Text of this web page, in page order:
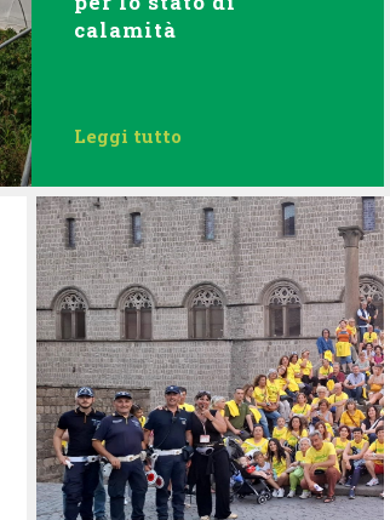
calamità
Leggi tutto